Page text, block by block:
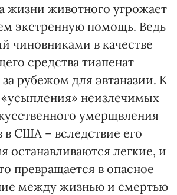
жизни животного угрожает
экстренную помощь. Ведь
чиновниками в качестве
средства тиапенат
за рубежом для эвтаназии. К
неизлечимых
умерщвления
в США – вследствие его
останавливаются легкие, и
превращается в опасное
между жизнью и смертью